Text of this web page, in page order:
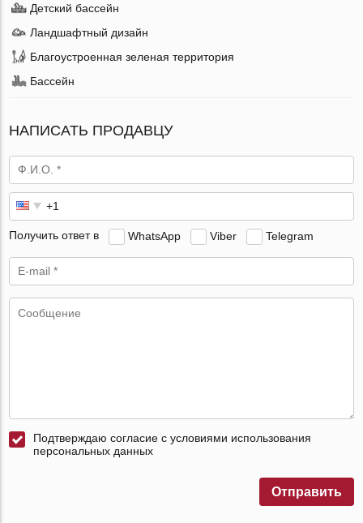
Детский бассейн
Ландшафтный дизайн
Благоустроенная зеленая территория
Бассейн
НАПИСАТЬ ПРОДАВЦУ
Получить ответ в WhatsApp Viber Telegram
Подтверждаю согласие с условиями использования
персональных данных
Отправить